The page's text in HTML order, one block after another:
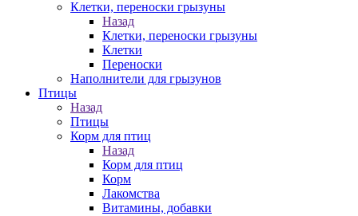
Клетки, переноски грызуны
Назад
Клетки, переноски грызуны
Клетки
Переноски
Наполнители для грызунов
Птицы
Назад
Птицы
Корм для птиц
Назад
Корм для птиц
Корм
Лакомства
Витамины, добавки